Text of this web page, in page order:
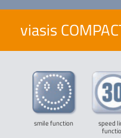
viasis
smile function speed